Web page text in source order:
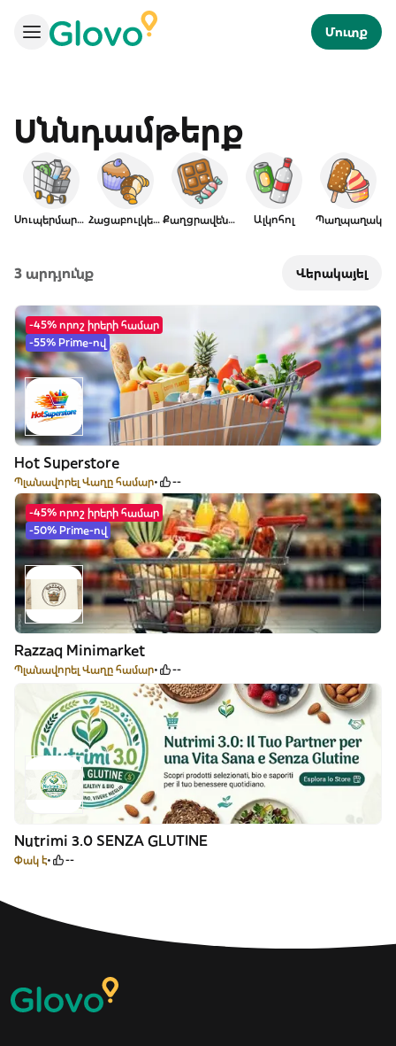
Մուտք
Սննդամթերք
Սուպերմարկետ Հացաբուլկեղեն Քաղցրավենիք Ալկոհոլ Պաղպաղակ
3 արդյունք Վերակայել
-45% որոշ իրերի համար
-55% Prime-ով
Hot Superstore
Պլանավորել Վաղը համար --
-45% որոշ իրերի համար
-50% Prime-ով
Razzaq Minimarket
Պլանավորել Վաղը համար --
Nutrimi 3.0 SENZA GLUTINE
Փակ է --